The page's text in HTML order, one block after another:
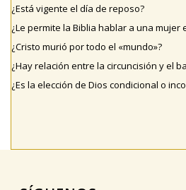
¿Está vigente el día de reposo?
¿Le permite la Biblia hablar a una mujer
¿Cristo murió por todo el «mundo»?
¿Hay relación entre la circuncisión y el
¿Es la elección de Dios condicional o